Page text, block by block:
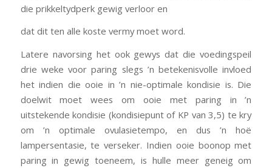
die prikkeltydperk gewig verloor en
dat dit ten alle koste vermy moet word.
Latere navorsing het ook gewys dat die voedingspeil
drie weke voor paring slegs ’n betekenisvolle invloed
het indien die ooie in ’n nie-optimale kondisie is. Die
doelwit moet wees om ooie met paring in ’n
uitstekende kondisie (kondisiepunt of KP van 3,5) te kry
om ’n optimale ovulasietempo, en dus ’n hoë
lampersentasie, te verseker. Indien ooie boonop met
paring in gewig toeneem, is hulle meer geneig om